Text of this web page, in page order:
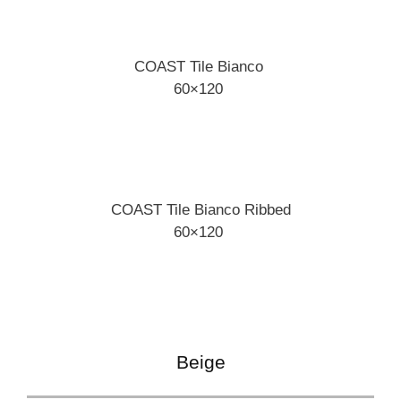
COAST Tile Bianco
60×120
COAST Tile Bianco Ribbed
60×120
Beige